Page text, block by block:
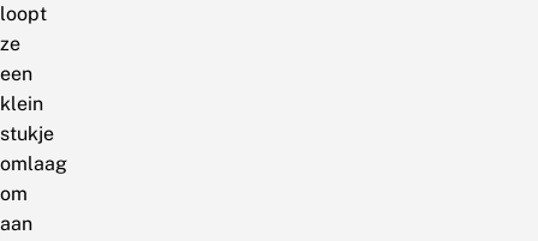
loopt
ze
een
klein
stukje
omlaag
om
aan